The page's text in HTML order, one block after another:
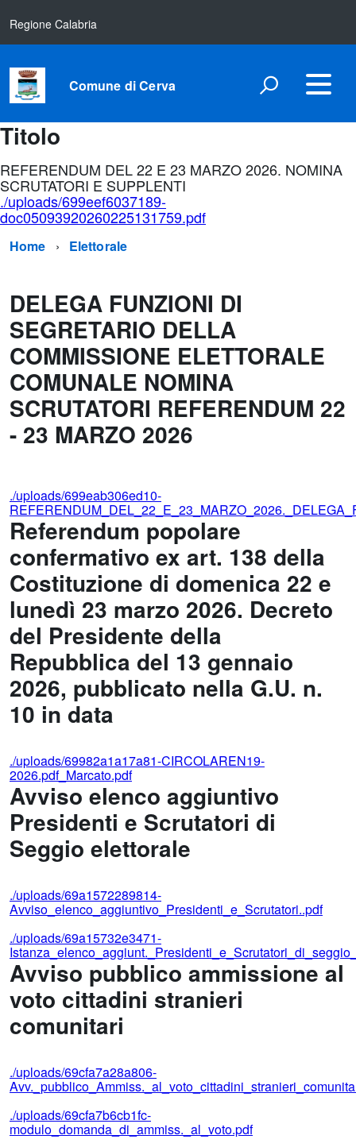
Regione Calabria
Comune di Cerva
Titolo
REFERENDUM DEL 22 E 23 MARZO 2026. NOMINA
SCRUTATORI E SUPPLENTI
./uploads/699eef6037189-
doc05093920260225131759.pdf
Home Elettorale
DELEGA FUNZIONI DI
SEGRETARIO DELLA
COMMISSIONE ELETTORALE
COMUNALE NOMINA
SCRUTATORI REFERENDUM 22
- 23 MARZO 2026
./uploads/699eab306ed10-
Referendum popolare
confermativo ex art. 138 della
Costituzione di domenica 22 e
lunedì 23 marzo 2026. Decreto
del Presidente della
Repubblica del 13 gennaio
2026, pubblicato nella G.U. n.
10 in data
./uploads/69982a1a17a81-CIRCOLAREN19-
2026.pdf_Marcato.pdf
Avviso elenco aggiuntivo
Presidenti e Scrutatori di
Seggio elettorale
./uploads/69a1572289814-
Avviso_elenco_aggiuntivo_Presidenti_e_Scrutatori..pdf
./uploads/69a15732e3471-
Avviso pubblico ammissione al
voto cittadini stranieri
comunitari
./uploads/69cfa7a28a806-
./uploads/69cfa7b6cb1fc-
modulo_domanda_di_ammiss._al_voto.pdf